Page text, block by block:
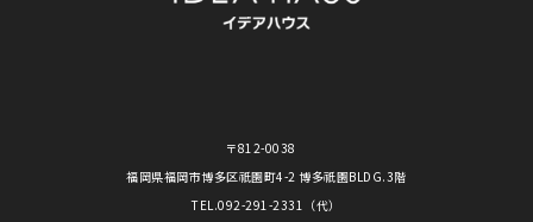
〒812-0038
福岡県福岡市博多区祇園町4-2 博多祇園BLDG.3階
TEL.092-291-2331 （代）